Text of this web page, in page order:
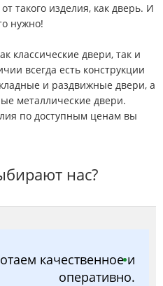
такого изделия, как дверь. И
нужно!
классические двери, так и
всегда есть конструкции
и раздвижные двери, а
металлические двери.
по доступным ценам вы
нас?
качественное и
оперативно.